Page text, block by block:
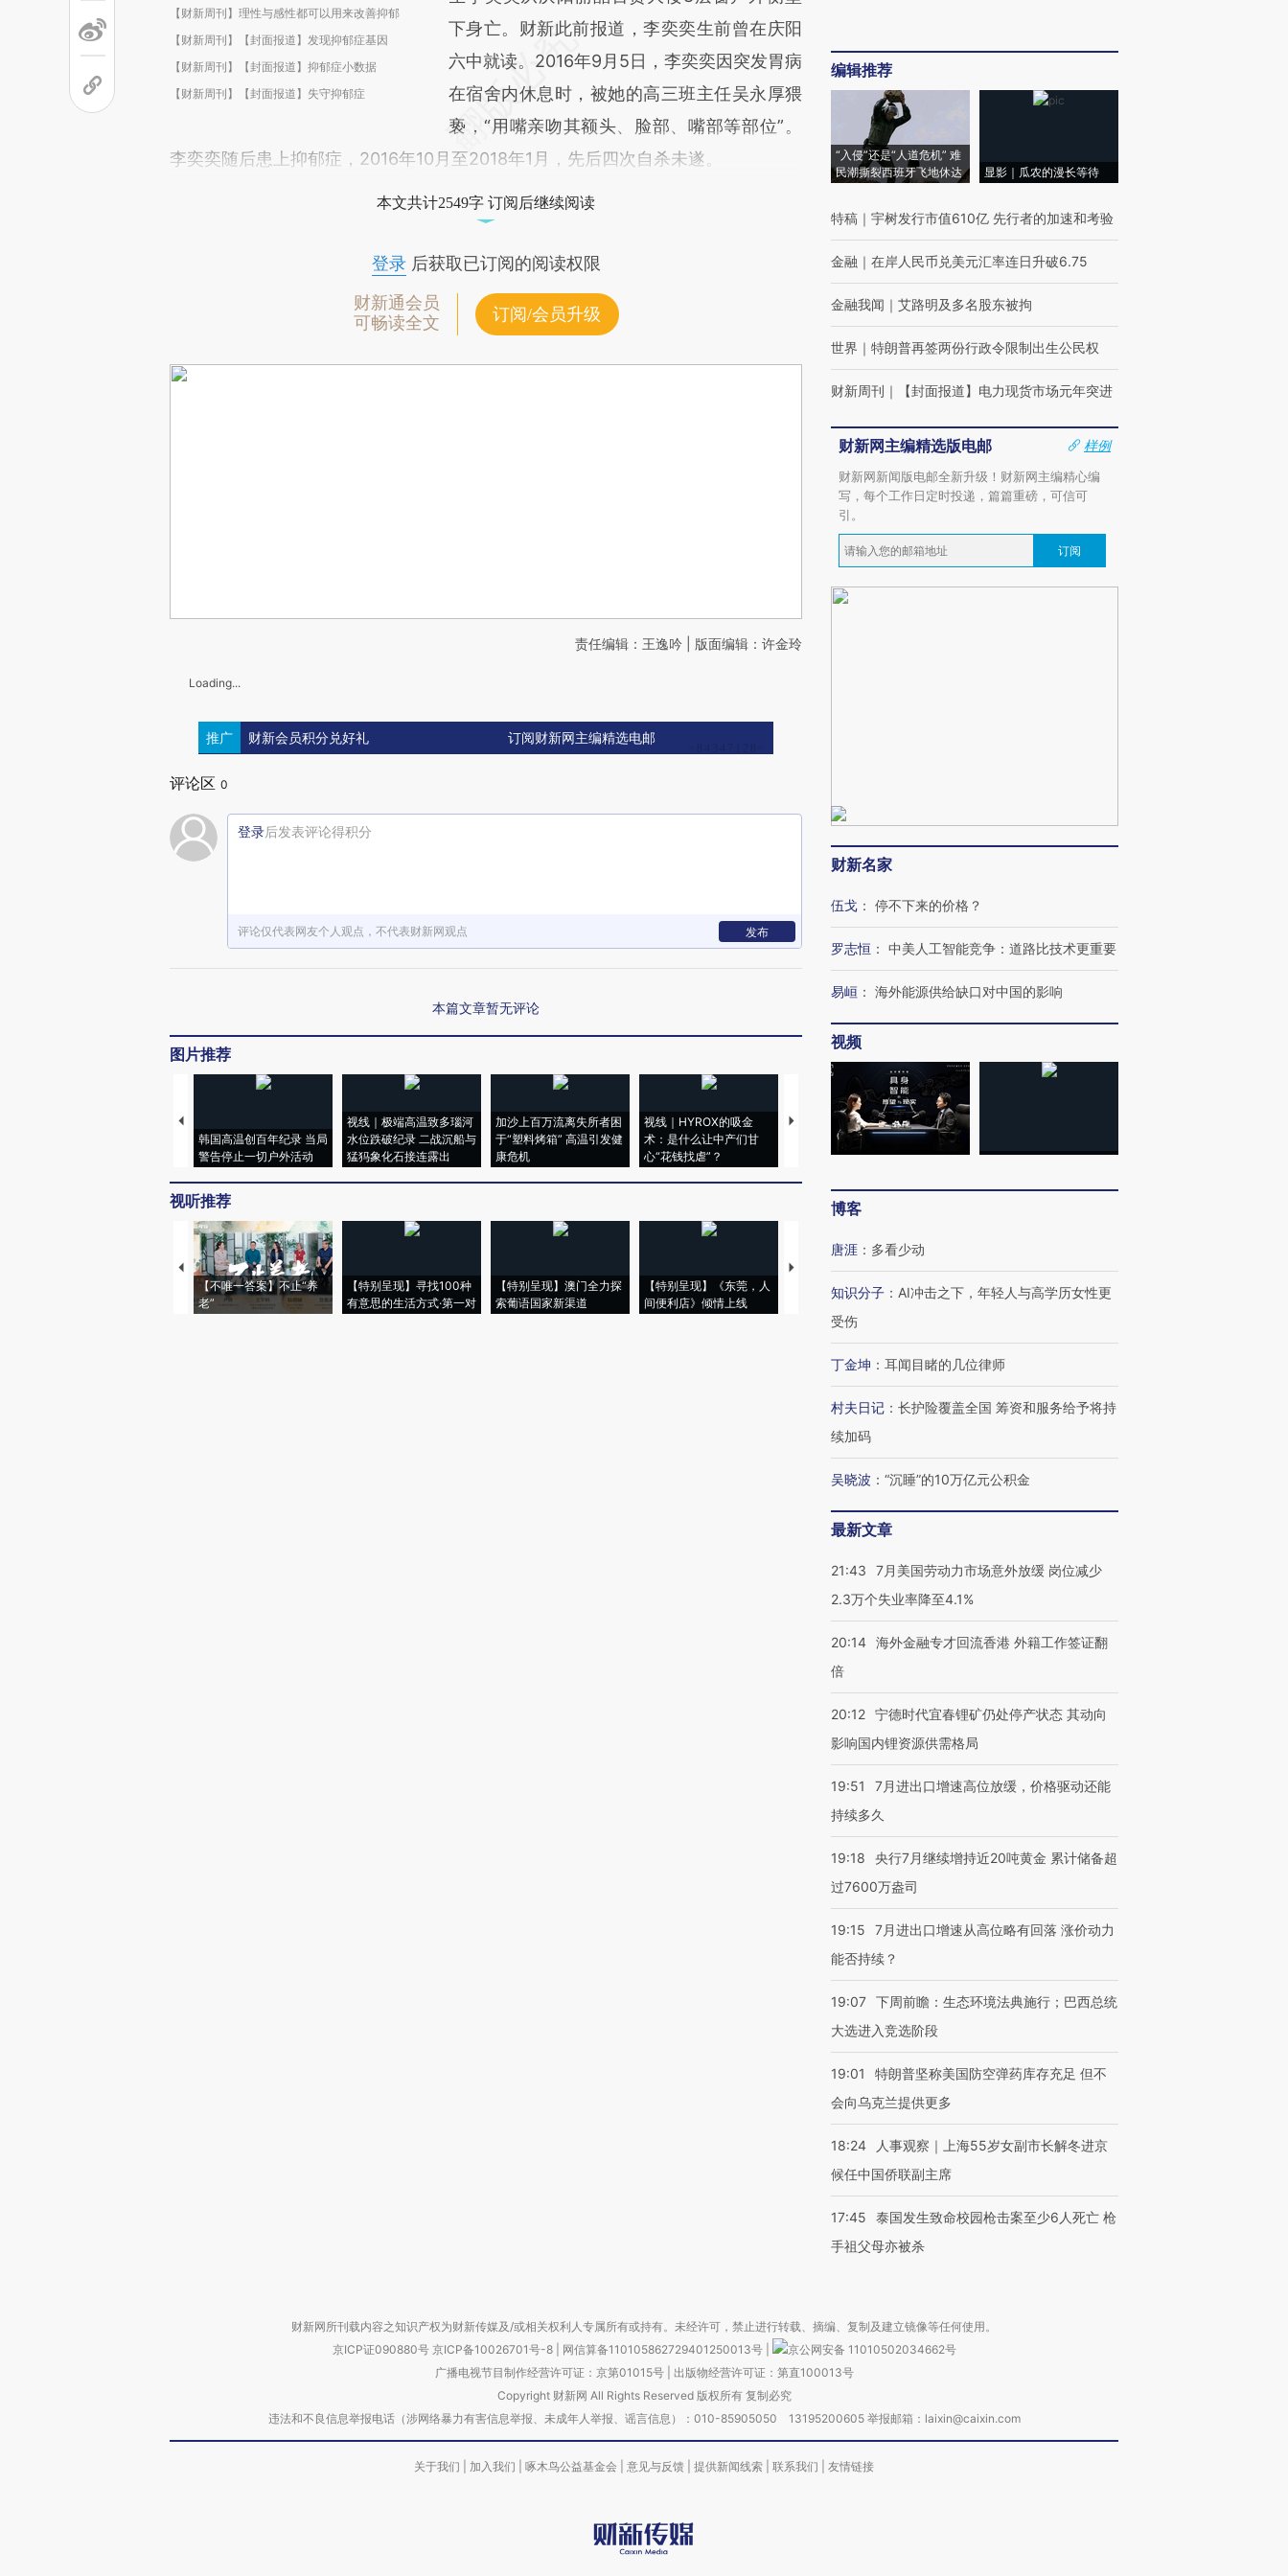
【财新周刊】理性与感性都可以用来改善抑郁
【财新周刊】【封面报道】发现抑郁症基因
【财新周刊】【封面报道】抑郁症小数据
【财新周刊】【封面报道】失守抑郁症
下身亡。财新此前报道，李奕奕生前曾在庆阳
六中就读。2016年9月5日，李奕奕因突发胃病
在宿舍内休息时，被她的高三班主任吴永厚猥
亵，“用嘴亲吻其额头、脸部、嘴部等部位”。
李奕奕随后患上抑郁症，2016年10月至2018年1月，先后四次自杀未遂。
本文共计2549字 订阅后继续阅读
登录后获取已订阅的阅读权限
财新通会员
可畅读全文
订阅/会员升级
责任编辑：王逸吟 | 版面编辑：许金玲
Loading...
推广 财新会员积分兑好礼 订阅财新网主编精选电邮
评论区 0
登录后发表评论得积分
评论仅代表网友个人观点，不代表财新网观点 发布
本篇文章暂无评论
图片推荐
韩国高温创百年纪录 当局
警告停止一切户外活动
视线｜极端高温致多瑙河
水位跌破纪录 二战沉船与
猛犸象化石接连露出
加沙上百万流离失所者困
于“塑料烤箱” 高温引发健
康危机
视线｜HYROX的吸金
术：是什么让中产们甘
心“花钱找虐”？
马航飞行员跨国走私7万
粒摇头丸 尿检体内含3种
视线｜被称为“蟑螂”的印
度Z世代 用街头抗争将教
育部长拱下台
飞地休达
视听推荐
【不唯一答案】不止“养
老”
【特别呈现】寻找100种
有意思的生活方式·第一对
【特别呈现】澳门全力探
索葡语国家新渠道
【特别呈现】《东莞，人
间便利店》倾情上线
【推广】走进第四届链博
会，让数智科技“链”接产
【特别呈现】寻找100种
有意思的生活方式·第三对
【商旅对话】华住集团
CFO：不靠规模取胜，华
住三大增长引擎是什么？
编辑推荐
“入侵”还是“人道危机” 难
民潮撕裂西班牙飞地休达
显影｜瓜农的漫长等待
特稿 ｜ 宇树发行市值610亿 先行者的加速和考验
金融 ｜ 在岸人民币兑美元汇率连日升破6.75
金融我闻 ｜ 艾路明及多名股东被拘
世界 ｜ 特朗普再签两份行政令限制出生公民权
财新周刊 ｜ 【封面报道】电力现货市场元年突进
财新网主编精选版电邮
样例
财新网新闻版电邮全新升级！财新网主编精心编
写，每个工作日定时投递，篇篇重磅，可信可
引。
订阅
财新名家
伍戈 ： 停不下来的价格？
罗志恒 ： 中美人工智能竞争：道路比技术更重要
易峘 ： 海外能源供给缺口对中国的影响
视频
博客
唐涯 ： 多看少动
知识分子 ： AI冲击之下，年轻人与高学历女性更
受伤
丁金坤 ： 耳闻目睹的几位律师
村夫日记 ： 长护险覆盖全国 筹资和服务给予将持
续加码
吴晓波 ： “沉睡”的10万亿元公积金
最新文章
21:43
7月美国劳动力市场意外放缓 岗位减少
2.3万个失业率降至4.1%
20:14 海外金融专才回流香港 外籍工作签证翻
倍
20:12 宁德时代宜春锂矿仍处停产状态 其动向
影响国内锂资源供需格局
19:51
7月进出口增速高位放缓，价格驱动还能
持续多久
19:18
央行7月继续增持近20吨黄金 累计储备超
过7600万盎司
19:15
7月进出口增速从高位略有回落 涨价动力
能否持续？
19:07 下周前瞻：生态环境法典施行；巴西总统
大选进入竞选阶段
19:01
特朗普坚称美国防空弹药库存充足 但不
会向乌克兰提供更多
18:24
人事观察｜上海55岁女副市长解冬进京
候任中国侨联副主席
17:45
泰国发生致命校园枪击案至少6人死亡 枪
手祖父母亦被杀
财新网所刊载内容之知识产权为财新传媒及/或相关权利人专属所有或持有。未经许可，禁止进行转载、摘编、复制及建立镜像等任何使用。
京ICP证090880号 京ICP备10026701号-8 网信算备110105862729401250013号
京公网安备 11010502034662号
广播电视节目制作经营许可证：京第01015号| 出版物经营许可证：第直100013号
Copyright 财新网 All Rights Reserved 版权所有 复制必究
违法和不良信息举报电话（涉网络暴力有害信息举报、未成年人举报、谣言信息）：010-85905050 13195200605 举报邮箱：laixin@caixin.com
关于我们 加入我们 啄木鸟公益基金会 意见与反馈 提供新闻线索 联系我们 友情链接